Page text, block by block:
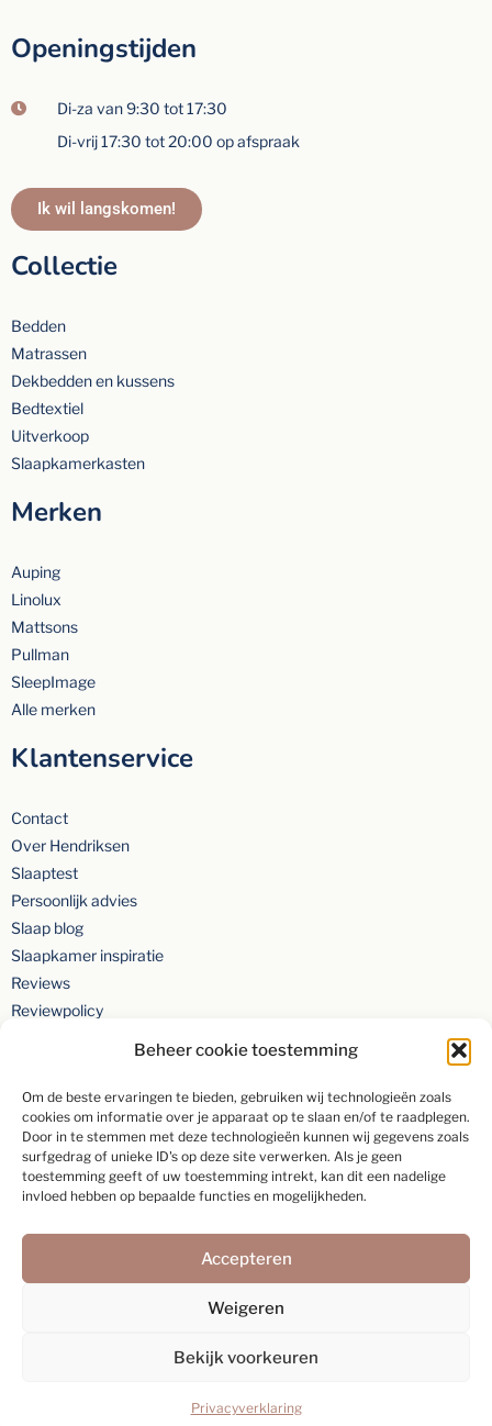
Beheer cookie toestemming
Om de beste ervaringen te bieden, gebruiken wij technologieën zoals
cookies om informatie over je apparaat op te slaan en/of te raadplegen.
Door in te stemmen met deze technologieën kunnen wij gegevens zoals
surfgedrag of unieke ID's op deze site verwerken. Als je geen
toestemming geeft of uw toestemming intrekt, kan dit een nadelige
invloed hebben op bepaalde functies en mogelijkheden.
Accepteren
Weigeren
Bekijk voorkeuren
Privacyverklaring
Openingstijden
Di-za van 9:30 tot 17:30
Di-vrij 17:30 tot 20:00 op afspraak
Ik wil langskomen!
Collectie
Bedden
Matrassen
Dekbedden en kussens
Bedtextiel
Uitverkoop
Slaapkamerkasten
Merken
Auping
Linolux
Mattsons
Pullman
SleepImage
Alle merken
Klantenservice
Contact
Over Hendriksen
Slaaptest
Persoonlijk advies
Slaap blog
Slaapkamer inspiratie
Reviews
Reviewpolicy
Beoordeling van9,2gebaseerd op154individuele klanten via5-
Schrijf een beoordeling
Webdesign:Rex Media